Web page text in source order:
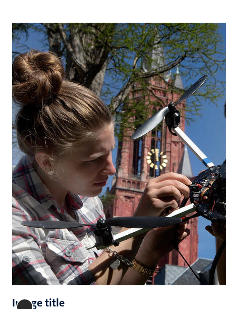
Image title